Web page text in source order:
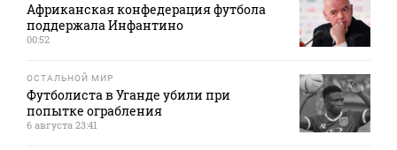
Африканская конфедерация футбола
поддержала Инфантино
00:52
ОСТАЛЬНОЙ МИР
Футболиста в Уганде убили при
попытке ограбления
6 августа 23:41